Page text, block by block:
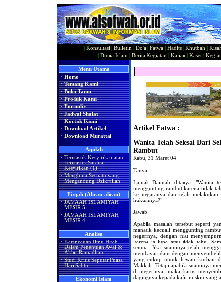
Konsultasi Bulletin Do'a Fatwa Hadits Khutbah
Dunia Islam Berita Kegiatan Kajian Kaset|
Menu Utama
· Home
· Tentang Kami
· Buku Tamu
· Produk Kami
· Formulir
· Jadwal Shalat
· Kontak Kami
· Download Artikel
· Download Murattal
Aqidah
· Termasuk Kesyirikan atau
Termasuk Sarana
Kesyirikan (1)
· Menghina Sesuatu yang
Mengandung Dzikrullah
Firqah (Aliran-aliran)
· JAMAAH ISLAMIYAH
MESIR 5
· JAMAAH ISLAMIYAH
MESIR 4
Analisa
· Kerancauan Ilmu Hisab
Dalam Penentuan Awal &
Akhir Ramadhan
· Studi Kritis Seputar Puasa
Hari Sabtu
Ekonomi Islam
Artikel Fatwa :
Wanita Telah Selesai Dari
Rambut
Rabu, 31 Maret 04
Tanya :
Lajnah Daimah ditanya: "Wanita
menggunting rambut karena tidak
ke negaranya dan telah
hukumnya?"
Jawab :
Apabila masalah tersebut seperti
manasik kecuali menggunting
negerinya, dengan niat
karena ia lupa atau tidak tahu.
semua. Jika suaminya telah
membayar dam dengan
yang cukup untuk hewan kurban
Makkah. Tetapi apabila suaminya
di negerinya, maka harus
dagingnya kepada kafir miskin yang